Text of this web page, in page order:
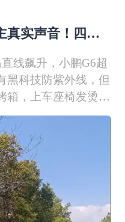
真实声音！四款
线飙升，小鹏G6超
黑科技防紫外线，但
箱，上车座椅发烫、
车的G6车主，分享
决暴晒闷热难题，
！ ✨小鹏麂皮绒
率高，夏天直射阳